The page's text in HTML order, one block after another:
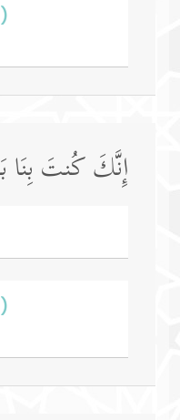
إِنَّكَ كُنتَ بِنَا